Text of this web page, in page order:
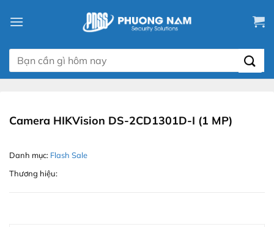
đến
dung
Tìm
kiếm:
Camera HIKVision DS-2CD1301D-I (1 MP)
Danh mục: Flash Sale
Thương hiệu: